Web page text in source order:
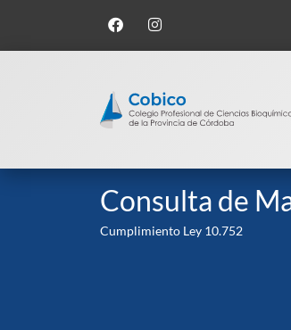
Consulta de
Cumplimiento Ley 10.752